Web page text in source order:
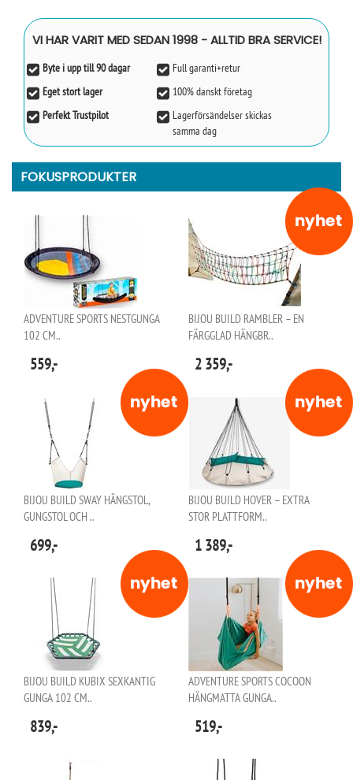
VI HAR VARIT MED SEDAN 1998 - ALLTID BRA SERVICE!
Byte i upp till 90 dagar
Full garanti+retur
Eget stort lager
100% danskt företag
Perfekt Trustpilot
Lagerförsändelser skickas
samma dag
FOKUSPRODUKTER
ADVENTURE SPORTS NESTGUNGA
102 CM..
559,-
BIJOU BUILD RAMBLER – EN
FÄRGGLAD HÄNGBR..
2 359,-
BIJOU BUILD SWAY HÄNGSTOL,
GUNGSTOL OCH ..
699,-
BIJOU BUILD HOVER – EXTRA
STOR PLATTFORM..
1 389,-
BIJOU BUILD KUBIX SEXKANTIG
GUNGA 102 CM..
839,-
ADVENTURE SPORTS COCOON
HÄNGMATTA GUNGA..
519,-